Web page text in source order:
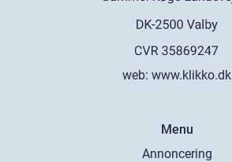
web: www.klikko.dk
Menu
Annoncering